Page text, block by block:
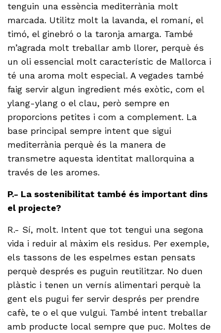
tenguin una essència mediterrània molt
marcada. Utilitz molt la lavanda, el romaní, el
timó, el ginebró o la taronja amarga. També
m’agrada molt treballar amb llorer, perquè és
un oli essencial molt característic de Mallorca i
té una aroma molt especial. A vegades també
faig servir algun ingredient més exòtic, com el
ylang-ylang o el clau, però sempre en
proporcions petites i com a complement. La
base principal sempre intent que sigui
mediterrània perquè és la manera de
transmetre aquesta identitat mallorquina a
través de les aromes.
P.- La sostenibilitat també és important dins
el projecte?
R.- Sí, molt. Intent que tot tengui una segona
vida i reduir al màxim els residus. Per exemple,
els tassons de les espelmes estan pensats
perquè després es puguin reutilitzar. No duen
plàstic i tenen un vernís alimentari perquè la
gent els pugui fer servir després per prendre
cafè, te o el que vulgui. També intent treballar
amb producte local sempre que puc. Moltes de